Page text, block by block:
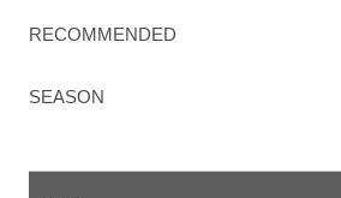
RECOMMENDED
SEASON